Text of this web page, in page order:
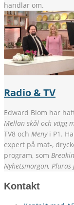
handlar om.
Radio & TV
Edward Blom har
Mellan skål och vägg
TV8 och Menyi P1.
expert på mat-,
program, som
Nyhetsmorgon, Pluras
Kontakt